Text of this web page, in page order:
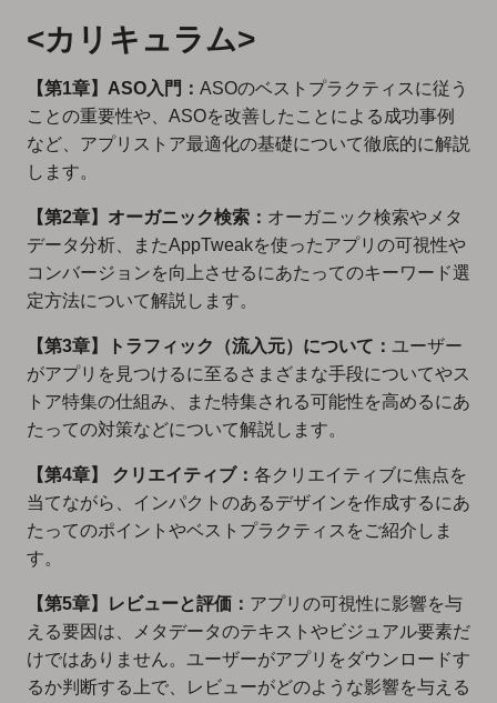
<カリキュラム>
【第1章】ASO入門： ASOのベストプラクティスに従う
ことの重要性や、ASOを改善したことによる成功事例
など、アプリストア最適化の基礎について徹底的に解説
します。
【第2章】オーガニック検索： オーガニック検索やメタ
データ分析、またAppTweakを使ったアプリの可視性や
コンバージョンを向上させるにあたってのキーワード選
定方法について解説します。
【第3章】トラフィック（流入元）について： ユーザー
がアプリを見つけるに至るさまざまな手段についてやス
トア特集の仕組み、また特集される可能性を高めるにあ
たっての対策などについて解説します。
【第4章】 クリエイティブ： 各クリエイティブに焦点を
当てながら、インパクトのあるデザインを作成するにあ
たってのポイントやベストプラクティスをご紹介しま
す。
【第5章】レビューと評価： アプリの可視性に影響を与
える要因は、メタデータのテキストやビジュアル要素だ
けではありません。ユーザーがアプリをダウンロードす
るか判断する上で、レビューがどのような影響を与える